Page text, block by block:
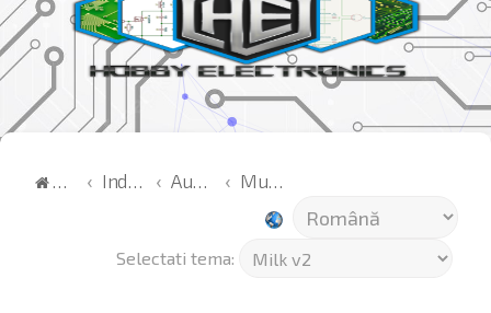
Acasă Index Audio Muzica
Selectati tema: